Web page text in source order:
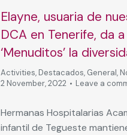
Elayne, usuaria de
DCA en Tenerife, da
‘Menuditos’ la
Activities, Destacados, General,
2 November, 2022
Leave a
Hermanas Hospitalarias
infantil de Tegueste